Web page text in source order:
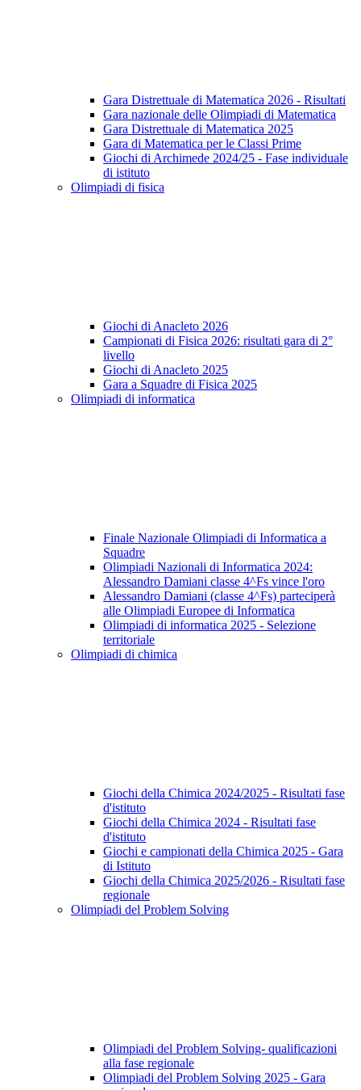
Gara Distrettuale di Matematica 2026 - Risultati
Gara nazionale delle Olimpiadi di Matematica
Gara Distrettuale di Matematica 2025
Gara di Matematica per le Classi Prime
Giochi di Archimede 2024/25 - Fase individuale
di istituto
Olimpiadi di fisica
Giochi di Anacleto 2026
Campionati di Fisica 2026: risultati gara di 2°
livello
Giochi di Anacleto 2025
Gara a Squadre di Fisica 2025
Olimpiadi di informatica
Finale Nazionale Olimpiadi di Informatica a
Squadre
Olimpiadi Nazionali di Informatica 2024:
Alessandro Damiani classe 4^Fs vince l'oro
Alessandro Damiani (classe 4^Fs) parteciperà
alle Olimpiadi Europee di Informatica
Olimpiadi di informatica 2025 - Selezione
territoriale
Olimpiadi di chimica
Giochi della Chimica 2024/2025 - Risultati fase
d'istituto
Giochi della Chimica 2024 - Risultati fase
d'istituto
Giochi e campionati della Chimica 2025 - Gara
di Istituto
Giochi della Chimica 2025/2026 - Risultati fase
regionale
Olimpiadi del Problem Solving
Olimpiadi del Problem Solving- qualificazioni
alla fase regionale
Olimpiadi del Problem Solving 2025 - Gara